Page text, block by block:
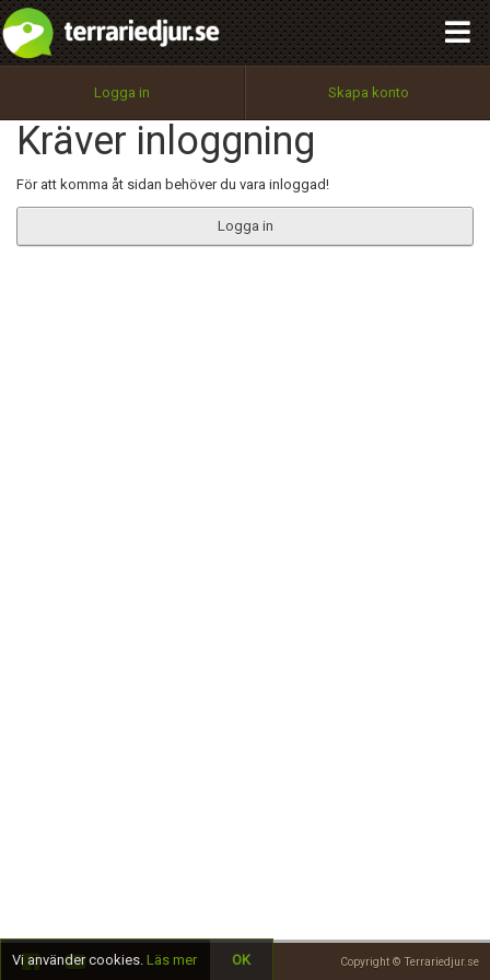
Logga in Skapa konto
Kräver inloggning
För att komma åt sidan behöver du vara inloggad!
Logga in
Copyright © Terrariedjur.se
Utför
100%
OK
integritetspolicy
Namn:
Epost:
Begär nytt lösenord
Tillbaka till förstasidan
Vi använder cookies. Läs mer OK